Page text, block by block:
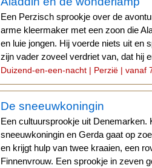
Een Perzisch sprookje over de
arme kleermaker met een zoon die
en luie jongen. Hij voerde niets uit en
zijn vader zoveel verdriet van, dat hij
Duizend-en-een-nacht | Perzië | vanaf
De sneeuwkoningin
Een cultuursprookje uit
sneeuwkoningin en Gerda gaat op
en krijgt hulp van twee kraaien, een
Finnenvrouw. Een sprookje in zeven